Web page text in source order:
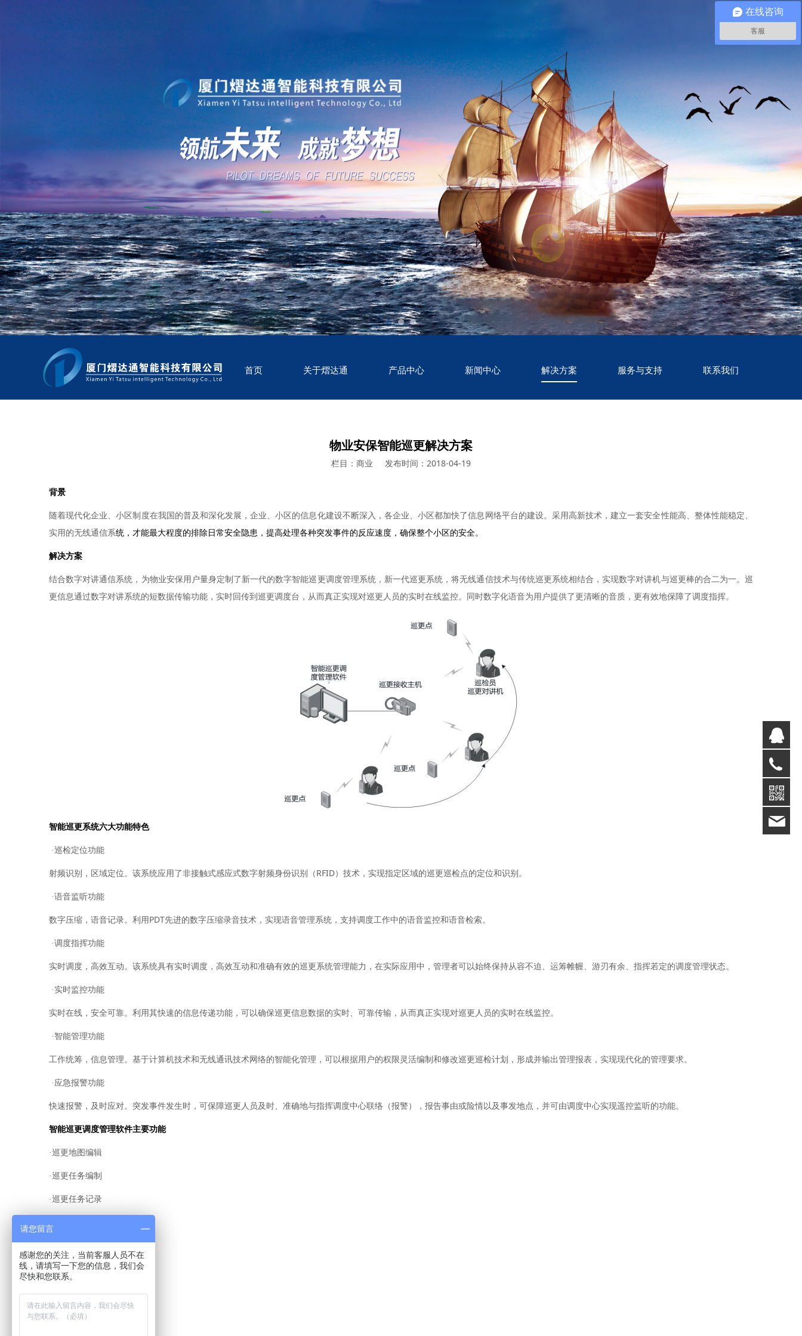
首页 关于熠达通 产品中心 新闻中心 解决方案 服务与支持 联系我们
物业安保智能巡更解决方案
栏目：商业 发布时间：2018-04-19
背景
随着现代化企业、小区制度在我国的普及和深化发展，企业、小区的信息化建设不断深入，各企业、小区都加快了信息网络平台的建设。采用高新技术，建立一套安全性能高、整体性能稳定、
实用的无线通信系统，才能最大程度的排除日常安全隐患，提高处理各种突发事件的反应速度，确保整个小区的安全。
解决方案
结合数字对讲通信系统，为物业安保用户量身定制了新一代的数字智能巡更调度管理系统，新一代巡更系统，将无线通信技术与传统巡更系统相结合，实现数字对讲机与巡更棒的合二为一。巡
更信息通过数字对讲系统的短数据传输功能，实时回传到巡更调度台，从而真正实现对巡更人员的实时在线监控。同时数字化语音为用户提供了更清晰的音质，更有效地保障了调度指挥。
智能巡更系统六大功能特色
·巡检定位功能
射频识别，区域定位。该系统应用了非接触式感应式数字射频身份识别（ RFID）技术，实现指定区域的巡更巡检点的定位和识别。
·语音监听功能
数字压缩，语音记录。利用 PDT先进的数字压缩录音技术，实现语音管理系统，支持调度工作中的语音监控和语音检索。
·调度指挥功能
实时调度，高效互动。该系统具有实时调度，高效互动和准确有效的巡更系统管理能力，在实际应用中，管理者可以始终保持从容不迫、运筹帷幄、游刃有余、指挥若定的调度管理状态。
·实时监控功能
实时在线，安全可靠。利用其快速的信息传递功能，可以确保巡更信息数据的实时、可靠传输，从而真正实现对巡更人员的实时在线监控。
·智能管理功能
工作统筹，信息管理。基于计算机技术和无线通讯技术网络的智能化管理，可以根据用户的权限灵活编制和修改巡更巡检计划，形成并输出管理报表，实现现代化的管理要求。
·应急报警功能
快速报警，及时应对。突发事件发生时，可保障巡更人员及时、准确地与指挥调度中心联络（报警），报告事由或险情以及事发地点，并可由调度中心实现遥控监听的功能。
智能巡更调度管理软件主要功能
·巡更地图编辑
·巡更任务编制
·巡更任务记录
·历史记录查询
·巡更实时监控
·语音监控查询
在线咨询
客服
请您留言
感谢您的关注，当前客服人员不在
线，请填写一下您的信息，我们会
尽快和您联系。